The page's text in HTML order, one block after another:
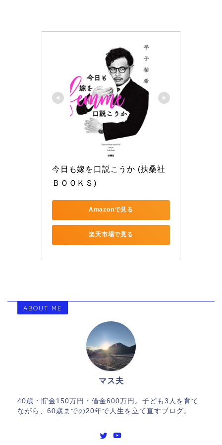
今日も嫁を口説こうか (扶桑社
ＢＯＯＫＳ)
Amazonで見る
楽天市場で見る
ABOUT ME
マス夫
40歳・貯金150万円・借金600万円。子ども3人を育て
ながら、60歳までの20年で人生を立て直すブログ。